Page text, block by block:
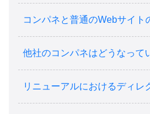
コンパネと普通のWebサイト
他社のコンパネはどうなって
リニューアルにおけるディレ